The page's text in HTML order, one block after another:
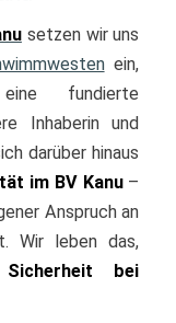
setzen wir uns
ein,
fundierte
Inhaberin und
darüber hinaus
im BV Kanu–
Anspruch an
Wir leben das,
Sicherheit bei